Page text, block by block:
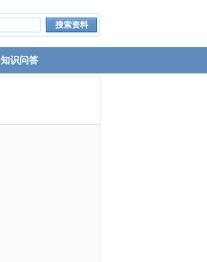
知识问答